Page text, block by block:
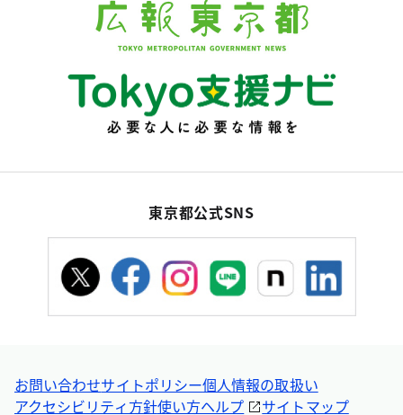
東京都公式SNS
お問い合わせサイトポリシー個人情報の取扱い
アクセシビリティ方針使い方ヘルプ サイトマップ